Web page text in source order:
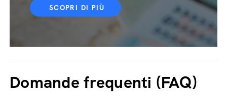
SCOPRI DI PIÙ
Domande frequenti (FAQ)